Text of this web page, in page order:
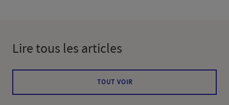
Lire tous les articles
TOUT VOIR